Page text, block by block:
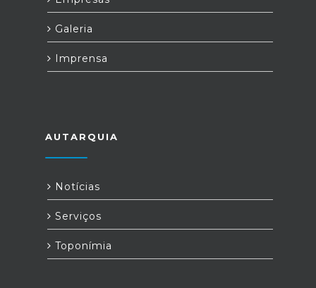
Galeria
Imprensa
AUTARQUIA
Notícias
Serviços
Toponímia